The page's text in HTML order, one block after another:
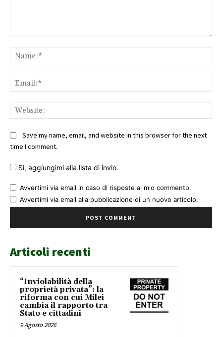
Save my name, email, and website in this browser for the next
time I comment.
Sì, aggiungimi alla lista di invio.
Avvertimi via email in caso di risposte al mio commento.
Avvertimi via email alla pubblicazione di un nuovo articolo.
Articoli recenti
“Inviolabilità della
proprietà privata”: la
riforma con cui Milei
cambia il rapporto tra
Stato e cittadini
9 Agosto 2026